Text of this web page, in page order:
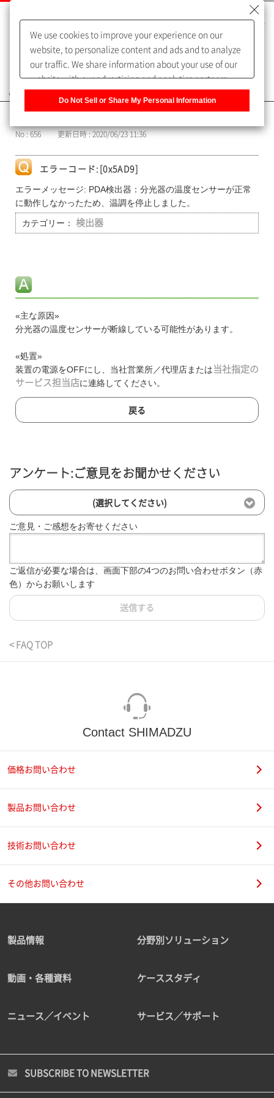
よくあるご質問（FAQ）
No : 656 更新日時 : 2020/06/23 11:36
エラーコード:[0x5AD9]
エラーメッセージ: PDA検出器：分光器の温度センサーが正常
に動作しなかったため、温調を停止しました。
カテゴリー： 検出器
«主な原因»
分光器の温度センサーが断線している可能性があります。
«処置»
装置の電源をOFFにし、当社営業所／代理店または 当社指定の
サービス担当店に連絡してください。
戻る
アンケート:ご意見をお聞かせください
(選択してください)
ご意見・ご感想をお寄せください
ご返信が必要な場合は、画面下部の4つのお問い合わせボタン（赤
色）からお願いします
送信する
< FAQ TOP
Contact SHIMADZU
価格お問い合わせ
製品お問い合わせ
技術お問い合わせ
その他お問い合わせ
製品情報 分野別ソリューション
動画・各種資料 ケーススタディ
ニュース／イベント サービス／サポート
SUBSCRIBE TO NEWSLETTER
We use cookies to improve your experience on our
website, to personalize content and ads and to analyze
our traffic. We share information about your use of our
website with our advertising and analytics partners,
of our sharing information about you with our partners.
Information] to customize your cookie settings on our
Do Not Sell or Share My Personal Information